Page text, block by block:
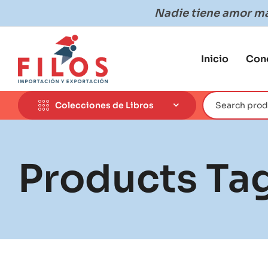
Nadie tiene amor
Inicio
Colecciones de Libros
Products